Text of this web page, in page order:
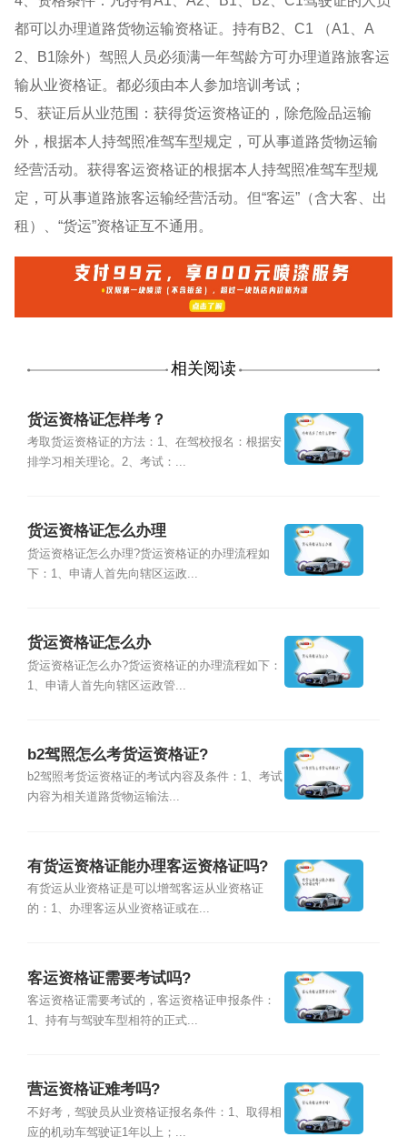
都可以办理道路货物运输资格证。持有B2、C1 （A1、A
2、B1除外）驾照人员必须满一年驾龄方可办理道路旅客运
输从业资格证。都必须由本人参加培训考试；
5、获证后从业范围：获得货运资格证的，除危险品运输
外，根据本人持驾照准驾车型规定，可从事道路货物运输
经营活动。获得客运资格证的根据本人持驾照准驾车型规
定，可从事道路旅客运输经营活动。但“客运”（含大客、出
租）、“货运”资格证互不通用。
相关阅读
货运资格证怎样考？
考取货运资格证的方法：1、在驾校报名：根据安
排学习相关理论。2、考试：...
货运资格证怎么办理
货运资格证怎么办理?货运资格证的办理流程如
下：1、申请人首先向辖区运政...
货运资格证怎么办
货运资格证怎么办?货运资格证的办理流程如下：
1、申请人首先向辖区运政管...
b2驾照怎么考货运资格证?
b2驾照考货运资格证的考试内容及条件：1、考试
内容为相关道路货物运输法...
有货运资格证能办理客运资格证吗?
有货运从业资格证是可以增驾客运从业资格证
的：1、办理客运从业资格证或在...
客运资格证需要考试吗?
客运资格证需要考试的，客运资格证申报条件：
1、持有与驾驶车型相符的正式...
营运资格证难考吗?
不好考，驾驶员从业资格证报名条件：1、取得相
应的机动车驾驶证1年以上；...